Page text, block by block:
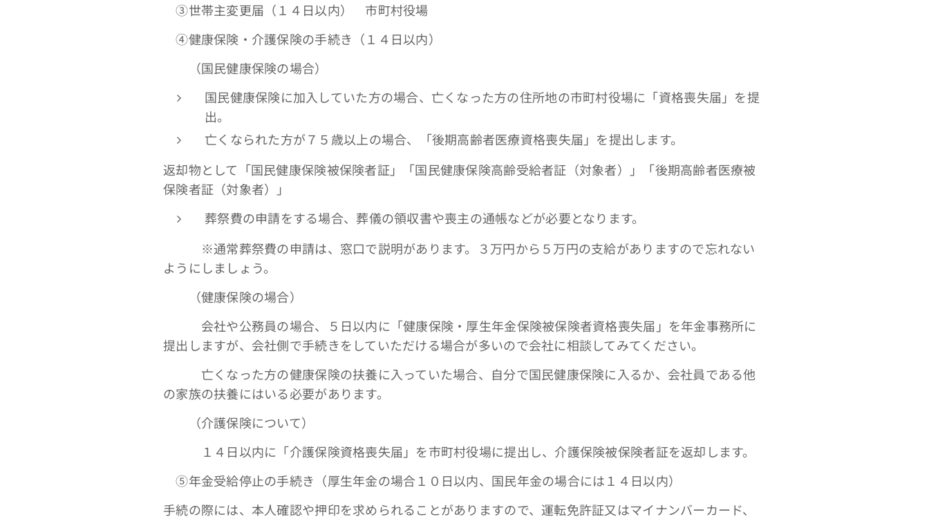
③世帯主変更届（１４日以内） 市町村役場
④健康保険・介護保険の手続き（１４日以内）
（国民健康保険の場合）
国民健康保険に加入していた方の場合、亡くなった方の住所地の市町村役場に「資格喪失届」を提
出。
亡くなられた方が７５歳以上の場合、「後期高齢者医療資格喪失届」を提出します。
返却物として「国民健康保険被保険者証」「国民健康保険高齢受給者証（対象者）」「後期高齢者医療被
保険者証（対象者）」
葬祭費の申請をする場合、葬儀の領収書や喪主の通帳などが必要となります。
※通常葬祭費の申請は、窓口で説明があります。３万円から５万円の支給がありますので忘れない
ようにしましょう。
（健康保険の場合）
会社や公務員の場合、５日以内に「健康保険・厚生年金保険被保険者資格喪失届」を年金事務所に
提出しますが、会社側で手続きをしていただける場合が多いので会社に相談してみてください。
亡くなった方の健康保険の扶養に入っていた場合、自分で国民健康保険に入るか、会社員である他
の家族の扶養にはいる必要があります。
（介護保険について）
１４日以内に「介護保険資格喪失届」を市町村役場に提出し、介護保険被保険者証を返却します。
➄年金受給停止の手続き（厚生年金の場合１０日以内、国民年金の場合には１４日以内）
手続の際には、本人確認や押印を求められることがありますので、運転免許証又はマイナンバーカード、